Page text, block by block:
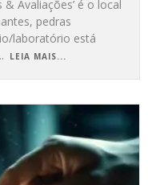
& Avaliações’ é o local
pedras
laboratório está
LEIA MAIS...